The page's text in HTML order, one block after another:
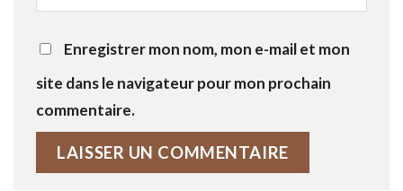
Enregistrer mon nom, mon e-mail et mon
site dans le navigateur pour mon prochain
commentaire.